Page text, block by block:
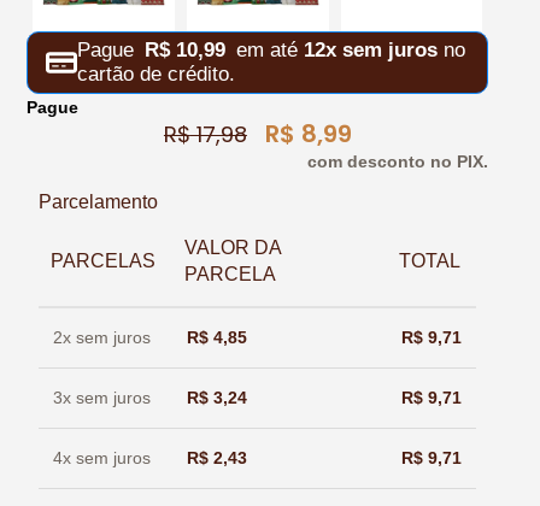
Pague R$10,99 em até 12x sem juros no
cartão de crédito.
Pague
R$17,98 R$ 8,99
com desconto no PIX.
Parcelamento
PARCELAS
VALOR DA
PARCELA
TOTAL
2x sem juros R$ 4,85 R$ 9,71
3x sem juros R$ 3,24 R$ 9,71
4x sem juros R$ 2,43 R$ 9,71